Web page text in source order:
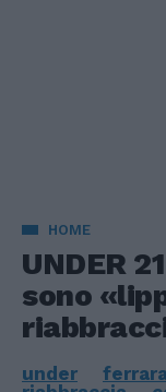
HOME
UNDER
sono
under